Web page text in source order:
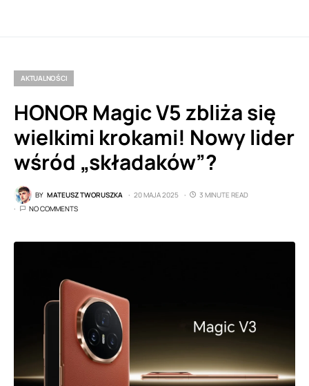
AKTUALNOŚCI
HONOR Magic V5 zbliża się
wielkimi krokami! Nowy lider
wśród „składaków”?
BY MATEUSZ TWORUSZKA 20 MAJA 2025
3 MINUTE READ
NO COMMENTS